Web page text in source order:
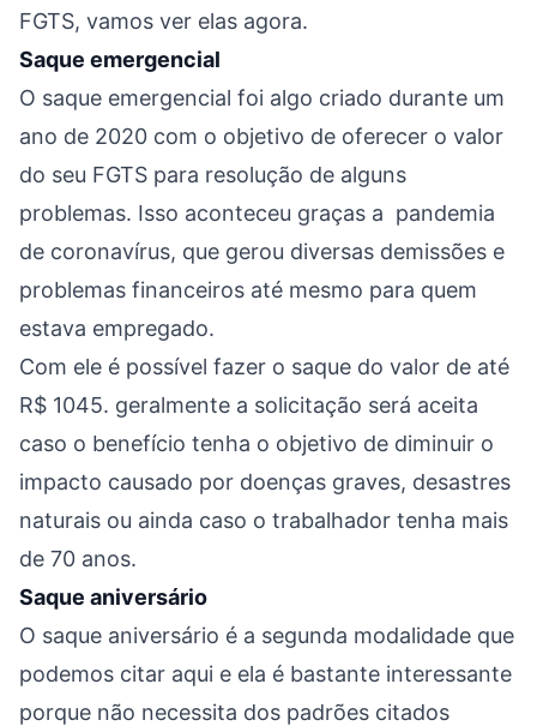
FGTS, vamos ver elas agora.
Saque emergencial
O saque emergencial foi algo criado durante um
ano de 2020 com o objetivo de oferecer o valor
do seu FGTS para resolução de alguns
problemas. Isso aconteceu graças a pandemia
de coronavírus, que gerou diversas demissões e
problemas financeiros até mesmo para quem
estava empregado.
Com ele é possível fazer o saque do valor de até
R$ 1045. geralmente a solicitação será aceita
caso o benefício tenha o objetivo de diminuir o
impacto causado por doenças graves, desastres
naturais ou ainda caso o trabalhador tenha mais
de 70 anos.
Saque aniversário
O saque aniversário é a segunda modalidade que
podemos citar aqui e ela é bastante interessante
porque não necessita dos padrões citados